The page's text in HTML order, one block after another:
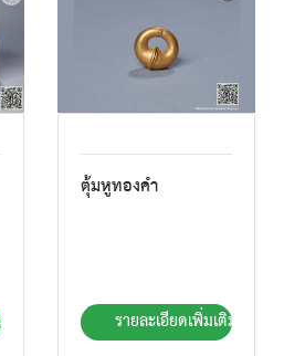
ตุ้มหูทองคำ
รายละเอียดเพิ่มเติม